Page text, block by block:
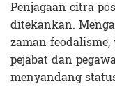
Penjagaan citra
ditekankan.
zaman
pejabat dan
menyandang